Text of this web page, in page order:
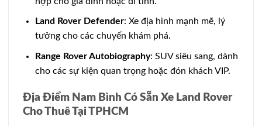
Land Rover Defender: Xe địa hình mạnh mẽ, lý
tưởng cho các chuyến khám phá.
Range Rover Autobiography: SUV siêu sang, dành
cho các sự kiện quan trọng hoặc đón khách VIP.
Địa Điểm Nam Bình Có Sẵn Xe Land Rover
Cho Thuê Tại TPHCM